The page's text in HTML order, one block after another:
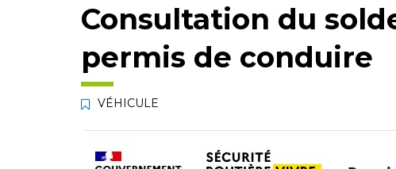
Consultation du
permis de conduire
VÉHICULE